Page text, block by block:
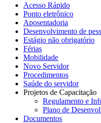
Acesso Rápido
Ponto eletrônico
Aposentadoria
Desenvolvimento de
Estágio não obrigatório
Férias
Mobilidade
Novo Servidor
Procedimentos
Saúde do servidor
Projetos de Capacitação
Regulamento e
Plano de
Documentos